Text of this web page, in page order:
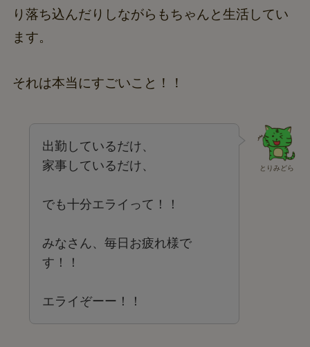
り落ち込んだりしながらもちゃんと生活してい
ます。
それは本当にすごいこと！！
とりみどら
出勤しているだけ、
家事しているだけ、
でも十分エライって！！
みなさん、毎日お疲れ様で
す！！
エライぞーー！！